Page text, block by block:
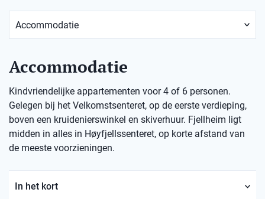
Accommodatie
Kindvriendelijke appartementen voor 4 of 6 personen.
Gelegen bij het Velkomstsenteret, op de eerste verdieping,
boven een kruidenierswinkel en skiverhuur. Fjellheim ligt
midden in alles in Høyfjellssenteret, op korte afstand van
de meeste voorzieningen.
In het kort